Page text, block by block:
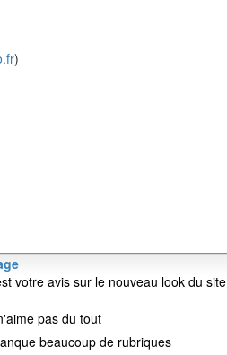
)
votre avis sur le nouveau look du site
pas du tout
beaucoup de rubriques